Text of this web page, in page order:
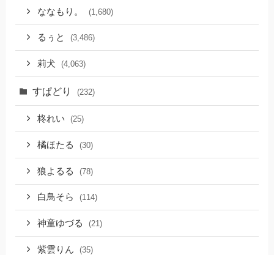
ななもり。 (1,680)
るぅと (3,486)
莉犬 (4,063)
すぱどり (232)
柊れい (25)
橘ほたる (30)
狼よるる (78)
白鳥そら (114)
神童ゆづる (21)
紫雲りん (35)